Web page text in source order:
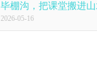
毕棚沟，把课堂搬进
2026-05-16